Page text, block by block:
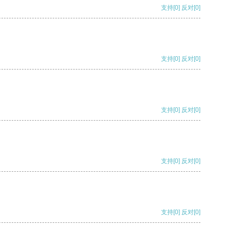
支持[0] 反对[0]
支持[0] 反对[0]
支持[0] 反对[0]
支持[0] 反对[0]
支持[0] 反对[0]